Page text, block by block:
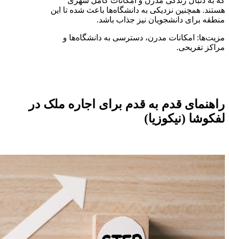
هستند. همچنین نزدیکی به دانشگاه‌ها باعث شده تا این
منطقه برای دانشجویان نیز جذاب باشد.
مزیت‌ها: امکانات مدرن، دسترسی به دانشگاه‌ها و
مراکز تفریحی.
راهنمای قدم به قدم برای اجاره ملک در
لفکوشا (نیکوزیا)